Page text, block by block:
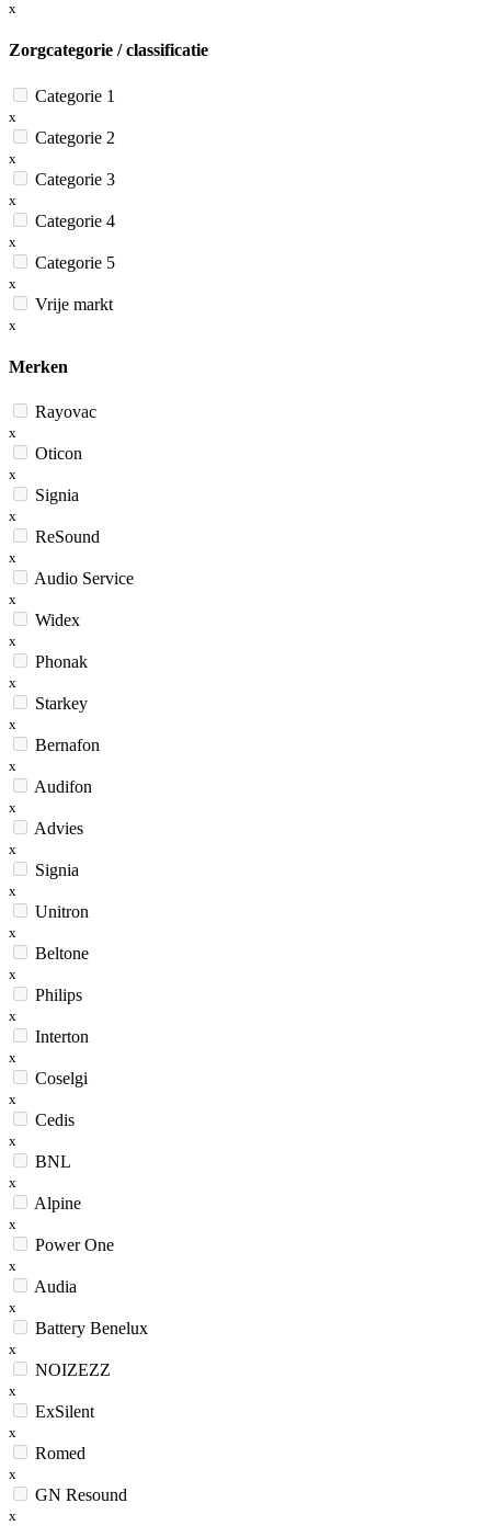
x
Zorgcategorie / classificatie
Categorie 1
x
Categorie 2
x
Categorie 3
x
Categorie 4
x
Categorie 5
x
Vrije markt
x
Merken
Rayovac
x
Oticon
x
Signia
x
ReSound
x
Audio Service
x
Widex
x
Phonak
x
Starkey
x
Bernafon
x
Audifon
x
Advies
x
Signia
x
Unitron
x
Beltone
x
Philips
x
Interton
x
Coselgi
x
Cedis
x
BNL
x
Alpine
x
Power One
x
Audia
x
Battery Benelux
x
NOIZEZZ
x
ExSilent
x
Romed
x
GN Resound
x